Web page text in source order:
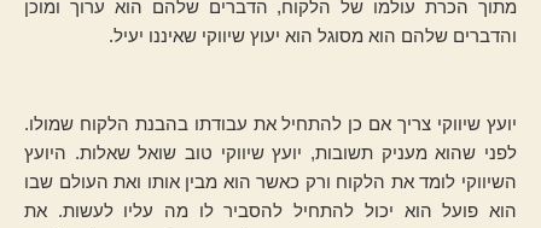
מתוך הכרת עולמו של הלקוח, הדברים שלהם הוא ערוך ומוכן
והדברים שלהם הוא מסוגל הוא יעוץ שיווקי שאיננו יעיל.
יועץ שיווקי צריך אם כן להתחיל את עבודתו בהבנת הלקוח שמולו.
לפני שהוא מעניק תשובות, יועץ שיווקי טוב שואל שאלות. היועץ
השיווקי לומד את הלקוח ורק כאשר הוא מבין אותו ואת העולם שבו
הוא פועל הוא יכול להתחיל להסביר לו מה עליו לעשות. את